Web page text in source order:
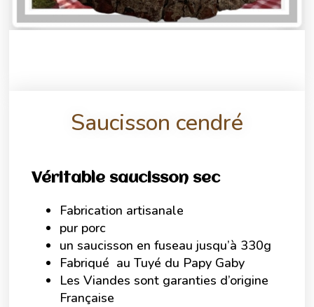
Saucisson cendré
Véritable saucisson sec
Fabrication artisanale
pur porc
un saucisson en fuseau jusqu’à 330g
Fabriqué au Tuyé du Papy Gaby
Les Viandes sont garanties d’origine
Française